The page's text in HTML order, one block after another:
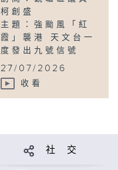
柯創盛
主題：強颱風「紅
霞」襲港 天文台一
度發出九號信號
...
27/07/2026
收看
社 交